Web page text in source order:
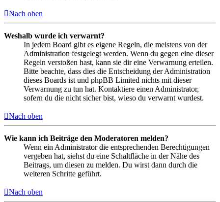
Nach oben
Weshalb wurde ich verwarnt?
In jedem Board gibt es eigene Regeln, die meistens von der
Administration festgelegt werden. Wenn du gegen eine dieser
Regeln verstoßen hast, kann sie dir eine Verwarnung erteilen.
Bitte beachte, dass dies die Entscheidung der Administration
dieses Boards ist und phpBB Limited nichts mit dieser
Verwarnung zu tun hat. Kontaktiere einen Administrator,
sofern du die nicht sicher bist, wieso du verwarnt wurdest.
Nach oben
Wie kann ich Beiträge den Moderatoren melden?
Wenn ein Administrator die entsprechenden Berechtigungen
vergeben hat, siehst du eine Schaltfläche in der Nähe des
Beitrags, um diesen zu melden. Du wirst dann durch die
weiteren Schritte geführt.
Nach oben